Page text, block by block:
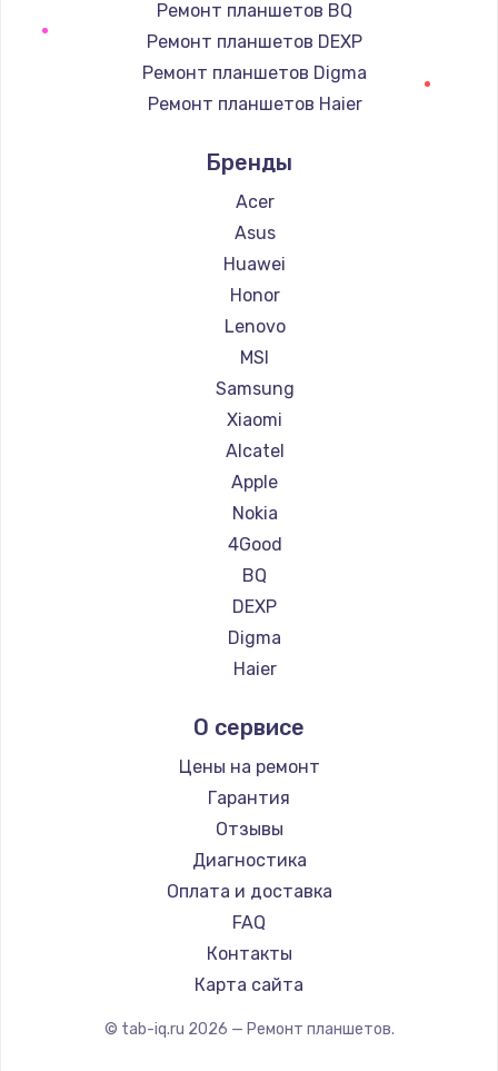
Ремонт планшетов BQ
Ремонт планшетов DEXP
Ремонт планшетов Digma
Ремонт планшетов Haier
Ремонт планшетов Microsoft
Ремонт планшетов BlackView
Ремонт планшетов Amazon
Ремонт планшетов Aquarius
Ремонт планшетов Philips
Ремонт планшетов Dell
Ремонт планшетов HP
Ремонт планшетов Getac
Ремонт планшетов ZTE
Ремонт планшетов Google
Ремонт планшетов Navitel
Ремонт планшетов Teclast
Ремонт планшетов CHUWI
Бренды
Acer
Asus
Huawei
Honor
Lenovo
MSI
Samsung
Xiaomi
Alcatel
Apple
Nokia
4Good
BQ
DEXP
Digma
Haier
Microsoft
BlackView
Amazon
Aquarius
Philips
Dell
HP
Getac
ZTE
О сервисе
Цены на ремонт
Гарантия
Отзывы
Диагностика
Оплата и доставка
FAQ
Контакты
Карта сайта
© tab-iq.ru 2026 — Ремонт планшетов.